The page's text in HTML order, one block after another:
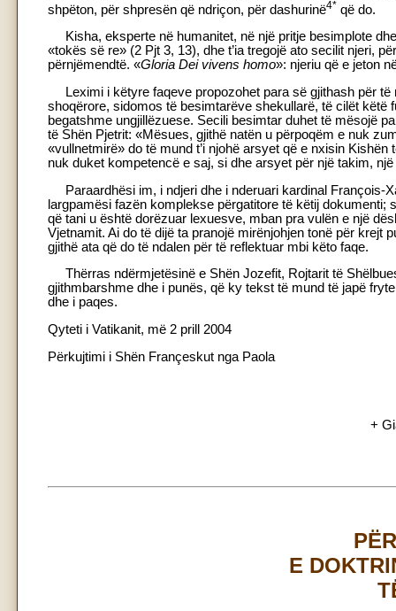
shpëton, për shpresën që ndriçon, për dashurinë4* që do.
Kisha, eksperte në humanitet, në një pritje besimplote
«tokës së re» (2 Pjt 3, 13), dhe t’ia tregojë ato secilit njeri,
përnjëmendtë. «Gloria Dei vivens homo»: njeriu që e jeton
Leximi i këtyre faqeve propozohet para së gjithash për të
shoqërore, sidomos të besimtarëve shekullarë, të cilët këtë
begatshme ungjillëzuese. Secili besimtar duhet të mësojë
të Shën Pjetrit: «Mësues, gjithë natën u përpoqëm e nuk
«vullnetmirë» do të mund t’i njohë arsyet që e nxisin
nuk duket kompetencë e saj, si dhe arsyet për një takim,
Paraardhësi im, i ndjeri dhe i nderuari kardinal François-
largpamësi fazën komplekse përgatitore të këtij
që tani u është dorëzuar lexuesve, mban pra vulën e një
Vjetnamit. Ai do të dijë ta pranojë mirënjohjen tonë për krejt
gjithë ata që do të ndalen për të reflektuar mbi këto faqe.
Thërras ndërmjetësinë e Shën Jozefit, Rojtarit të
gjithmbarshme dhe i punës, që ky tekst të mund të japë
dhe i paqes.
Qyteti i Vatikanit, më 2 prill 2004
Përkujtimi i Shën Françeskut nga Paola
+
E